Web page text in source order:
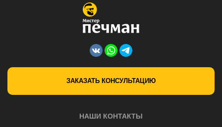
ЗАКАЗАТЬ КОНСУЛЬТАЦИЮ
НАШИ КОНТАКТЫ